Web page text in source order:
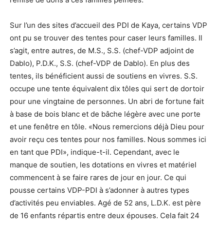
Sur l’un des sites d’accueil des PDI de Kaya, certains VDP
ont pu se trouver des tentes pour caser leurs familles. Il
s’agit, entre autres, de M.S., S.S. (chef-VDP adjoint de
Dablo), P.D.K., S.S. (chef-VDP de Dablo). En plus des
tentes, ils bénéficient aussi de soutiens en vivres. S.S.
occupe une tente équivalent dix tôles qui sert de dortoir
pour une vingtaine de personnes. Un abri de fortune fait
à base de bois blanc et de bâche légère avec une porte
et une fenêtre en tôle. «Nous remercions déjà Dieu pour
avoir reçu ces tentes pour nos familles. Nous sommes ici
en tant que PDI», indique-t-il. Cependant, avec le
manque de soutien, les dotations en vivres et matériel
commencent à se faire rares de jour en jour. Ce qui
pousse certains VDP-PDI à s’adonner à autres types
d’activités peu enviables. Agé de 52 ans, L.D.K. est père
de 16 enfants répartis entre deux épouses. Cela fait 24